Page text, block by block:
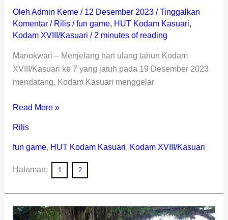
Oleh Admin Keme / 12 Desember 2023 /Tinggalkan
Komentar / Rilis/fun game, HUT Kodam Kasuari,
Kodam XVIII/Kasuari / 2 minutes of reading
Manokwari – Menjelang hari ulang tahun Kodam
XVIII/Kasuari ke 7 yang jatuh pada 19 Desember 2023
mendatang, Kodam Kasuari menggelar
Read More »
Rilis
fun game, HUT Kodam Kasuari, Kodam XVIII/Kasuari
Halaman: 1 2
Peduli